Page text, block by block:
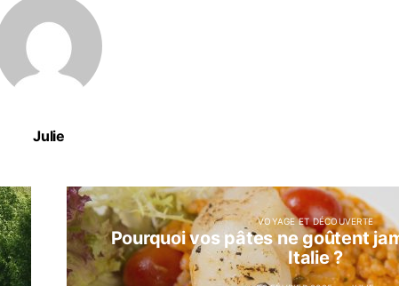
Julie
VOYAGE ET DÉCOUVERTE
Pourquoi vos pâtes ne goûtent
Italie ?